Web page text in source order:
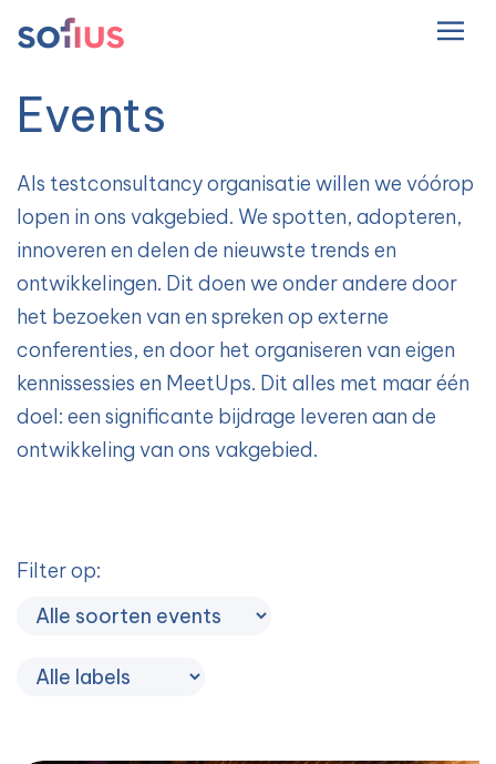
Hoofdnavigatie
Events
Als testconsultancy organisatie willen we vóórop
lopen in ons vakgebied. We spotten, adopteren,
innoveren en delen de nieuwste trends en
ontwikkelingen. Dit doen we onder andere door
het bezoeken van en spreken op externe
conferenties, en door het organiseren van eigen
kennissessies en MeetUps. Dit alles met maar één
doel: een significante bijdrage leveren aan de
ontwikkeling van ons vakgebied.
Filter op: